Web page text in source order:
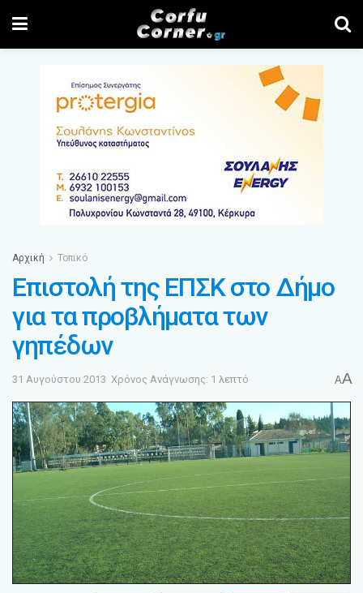
Αρχική Τοπικό
Επιστολή της ΕΠΣΚ στο Δήμο
για τα προβλήματα των
γηπέδων
31 Αυγούστου 2013 Χρόνος Ανάγνωσης: 1 λεπτό AA